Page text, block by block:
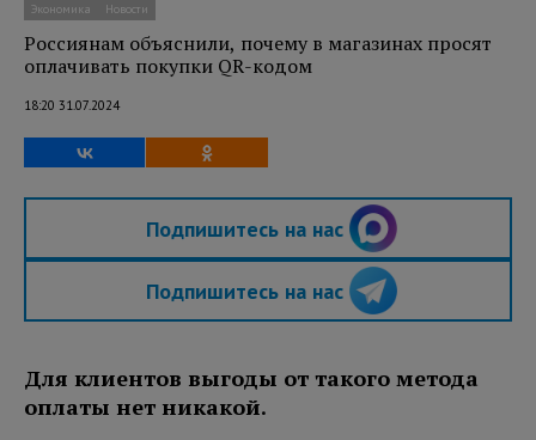
Экономика Новости
Россиянам объяснили, почему в магазинах просят
оплачивать покупки QR-кодом
18:20 31.07.2024
Подпишитесь на нас
Подпишитесь на нас
Для клиентов выгоды от такого метода
оплаты нет никакой.